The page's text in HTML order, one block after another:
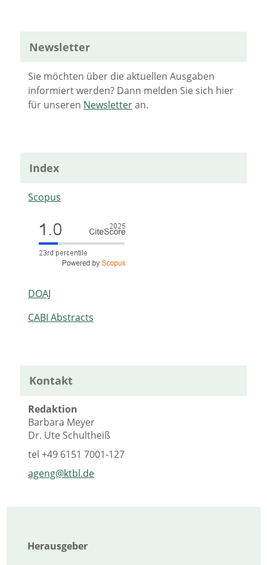
Newsletter
Sie möchten über die aktuellen Ausgaben
informiert werden? Dann melden Sie sich hier
für unseren Newsletteran.
Index
Scopus
DOAJ
CABI Abstracts
Kontakt
Redaktion
Barbara Meyer
Dr. Ute Schultheiß
tel+49 6151 7001-127
ageng@ktbl.de
Herausgeber